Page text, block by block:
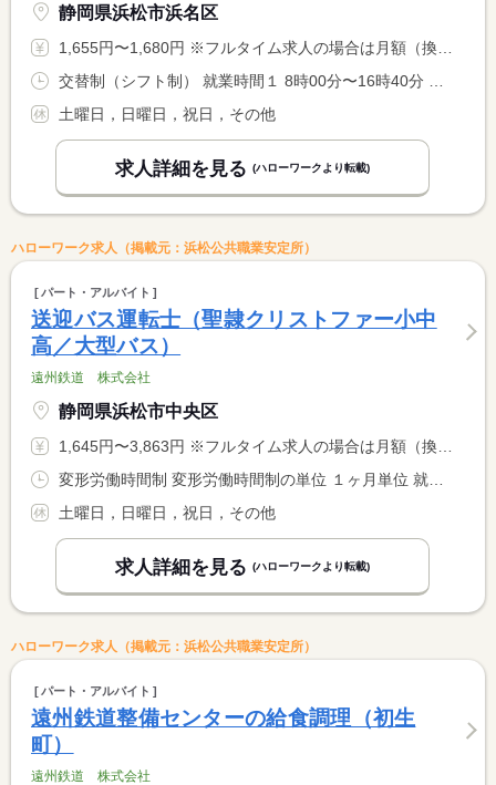
静岡県浜松市浜名区
1,655円〜1,680円 ※フルタイム求人の場合は月額（換算額）、パート求人の場合は時間額を表示しています。
土曜日，日曜日，祝日，その他
求人詳細を見る (ハローワークより転載)
ハローワーク求人（掲載元：浜松公共職業安定所）
パート・アルバイト
送迎バス運転士（聖隷クリストファー小中
高／大型バス）
遠州鉄道 株式会社
静岡県浜松市中央区
1,645円〜3,863円 ※フルタイム求人の場合は月額（換算額）、パート求人の場合は時間額を表示しています。
土曜日，日曜日，祝日，その他
求人詳細を見る (ハローワークより転載)
ハローワーク求人（掲載元：浜松公共職業安定所）
パート・アルバイト
遠州鉄道整備センターの給食調理（初生
町）
遠州鉄道 株式会社